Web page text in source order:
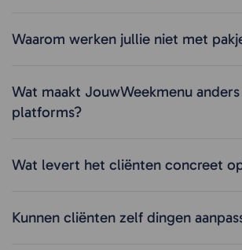
Waarom werken jullie niet met
Wat maakt JouwWeekmenu
platforms?
Wat levert het cliënten concreet
Kunnen cliënten zelf dingen